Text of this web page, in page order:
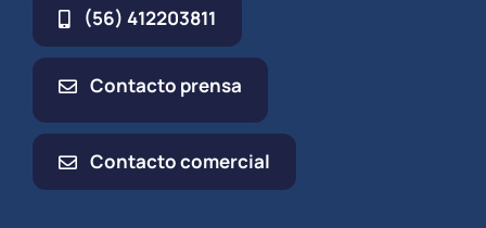
(56) 412203811
Contacto prensa
Contacto comercial